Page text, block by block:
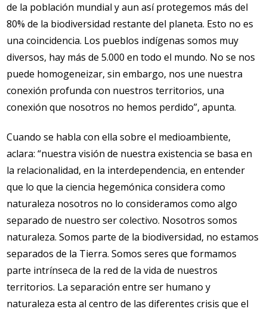
de la población mundial y aun así protegemos más del
80% de la biodiversidad restante del planeta. Esto no es
una coincidencia. Los pueblos indígenas somos muy
diversos, hay más de 5.000 en todo el mundo. No se nos
puede homogeneizar, sin embargo, nos une nuestra
conexión profunda con nuestros territorios, una
conexión que nosotros no hemos perdido”, apunta.
Cuando se habla con ella sobre el medioambiente,
aclara: “nuestra visión de nuestra existencia se basa en
la relacionalidad, en la interdependencia, en entender
que lo que la ciencia hegemónica considera como
naturaleza nosotros no lo consideramos como algo
separado de nuestro ser colectivo. Nosotros somos
naturaleza. Somos parte de la biodiversidad, no estamos
separados de la Tierra. Somos seres que formamos
parte intrínseca de la red de la vida de nuestros
territorios. La separación entre ser humano y
naturaleza esta al centro de las diferentes crisis que el